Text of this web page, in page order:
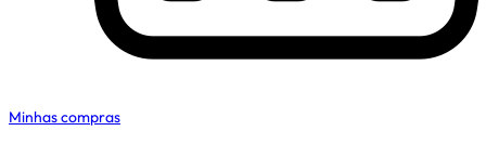
Minhas compras